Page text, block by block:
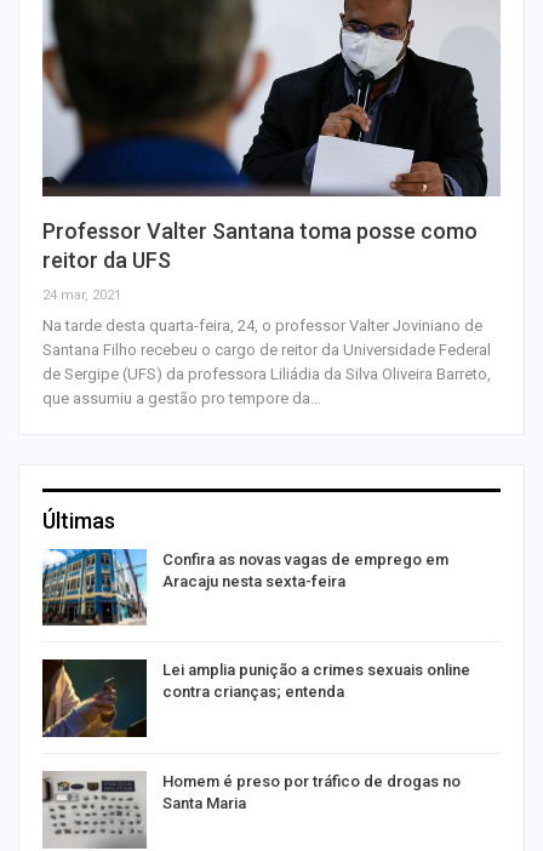
Professor Valter Santana toma posse como
reitor da UFS
24 mar, 2021
Na tarde desta quarta-feira, 24, o professor Valter Joviniano de
Santana Filho recebeu o cargo de reitor da Universidade Federal
de Sergipe (UFS) da professora Liliádia da Silva Oliveira Barreto,
que assumiu a gestão pro tempore da…
Últimas
Confira as novas vagas de emprego em
Aracaju nesta sexta-feira
Lei amplia punição a crimes sexuais online
contra crianças; entenda
Homem é preso por tráfico de drogas no
Santa Maria